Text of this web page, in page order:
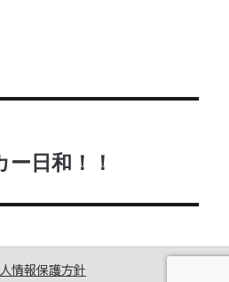
日和！！
情報保護方針